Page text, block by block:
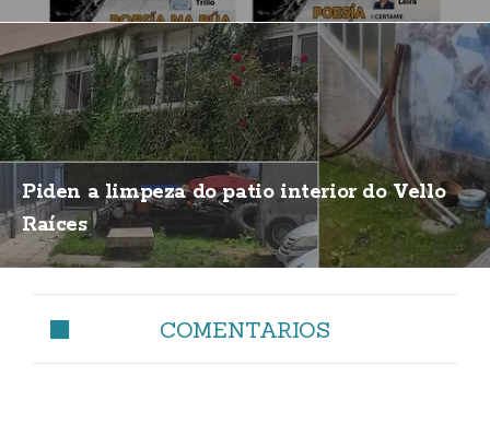
Piden a limpeza do patio interior do Vello
Raíces
COMENTARIOS